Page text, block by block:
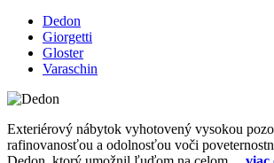
Dedon
Giorgetti
Gloster
Varaschin
Exteriérový nábytok vyhotovený vysokou
rafinovanosťou a odolnosťou voči